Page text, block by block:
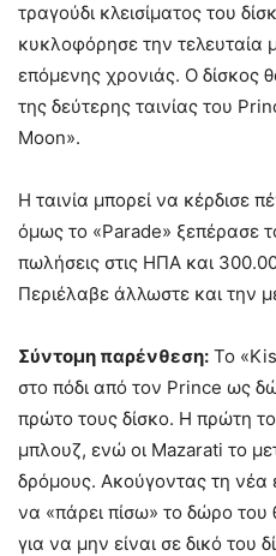
τραγούδι κλεισίματος του
κυκλοφόρησε την τελευταία
επόμενης χρονιάς. Ο δίσκος
της δεύτερης ταινίας του
Moon».
Η ταινία μπορεί να κέρδισε
όμως το «Parade» ξεπέρασε
πωλήσεις στις ΗΠΑ και
Περιέλαβε άλλωστε και την
Σύντομη παρένθεση: Το
στο πόδι από τον Prince ως
πρώτο τους δίσκο. Η πρώτη
μπλουζ, ενώ οι Mazarati το
δρόμους. Ακούγοντας τη νέα
να «πάρει πίσω» το δώρο
για να μην είναι σε δικό του